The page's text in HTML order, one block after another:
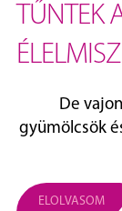
TŰNTEK
De
gyümölcsök
ELOLVASOM